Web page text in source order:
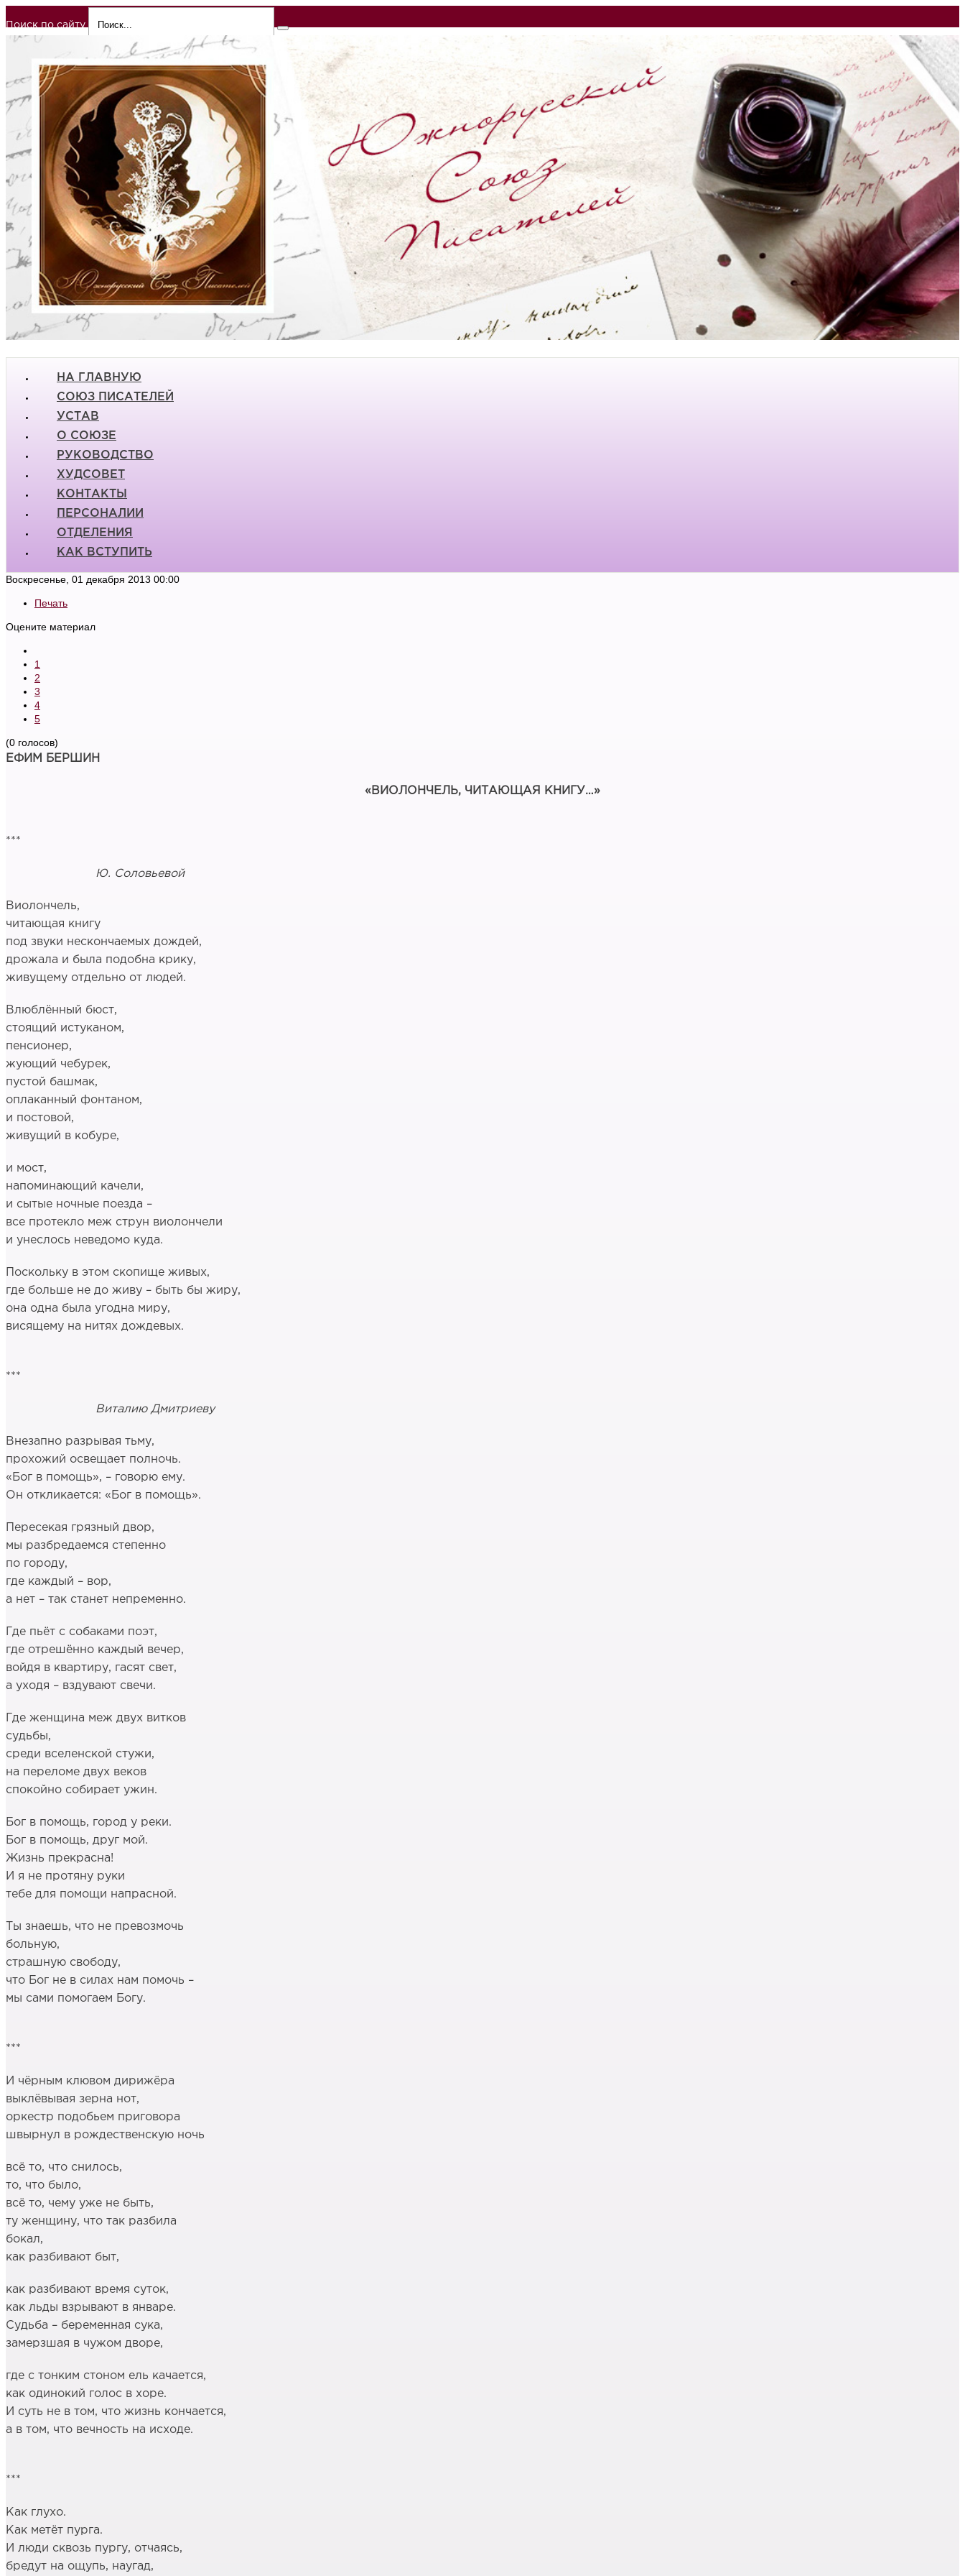
Поиск по сайту
НА ГЛАВНУЮ
СОЮЗ ПИСАТЕЛЕЙ
УСТАВ
О СОЮЗЕ
РУКОВОДСТВО
ХУДСОВЕТ
КОНТАКТЫ
ПЕРСОНАЛИИ
ОТДЕЛЕНИЯ
КАК ВСТУПИТЬ
Воскресенье, 01 декабря 2013 00:00
Печать
Оцените материал
1
2
3
4
5
(0 голосов)
ЕФИМ БЕРШИН
«ВИОЛОНЧЕЛЬ, ЧИТАЮЩАЯ КНИГУ…»
***
Ю. Соловьевой
Виолончель,
читающая книгу
под звуки нескончаемых дождей,
дрожала и была подобна крику,
живущему отдельно от людей.
Влюблённый бюст,
стоящий истуканом,
пенсионер,
жующий чебурек,
пустой башмак,
оплаканный фонтаном,
и постовой,
живущий в кобуре,
и мост,
напоминающий качели,
и сытые ночные поезда –
все протекло меж струн виолончели
и унеслось неведомо куда.
Поскольку в этом скопище живых,
где больше не до живу – быть бы жиру,
она одна была угодна миру,
висящему на нитях дождевых.
***
Виталию Дмитриеву
Внезапно разрывая тьму,
прохожий освещает полночь.
«Бог в помощь», – говорю ему.
Он откликается: «Бог в помощь».
Пересекая грязный двор,
мы разбредаемся степенно
по городу,
где каждый – вор,
а нет – так станет непременно.
Где пьёт с собаками поэт,
где отрешённо каждый вечер,
войдя в квартиру, гасят свет,
а уходя – вздувают свечи.
Где женщина меж двух витков
судьбы,
среди вселенской стужи,
на переломе двух веков
спокойно собирает ужин.
Бог в помощь, город у реки.
Бог в помощь, друг мой.
Жизнь прекрасна!
И я не протяну руки
тебе для помощи напрасной.
Ты знаешь, что не превозмочь
больную,
страшную свободу,
что Бог не в силах нам помочь –
мы сами помогаем Богу.
***
И чёрным клювом дирижёра
выклёвывая зерна нот,
оркестр подобьем приговора
швырнул в рождественскую ночь
всё то, что снилось,
то, что было,
всё то, чему уже не быть,
ту женщину, что так разбила
бокал,
как разбивают быт,
как разбивают время суток,
как льды взрывают в январе.
Судьба – беременная сука,
замерзшая в чужом дворе,
где с тонким стоном ель качается,
как одинокий голос в хоре.
И суть не в том, что жизнь кончается,
а в том, что вечность на исходе.
***
Как глухо.
Как метёт пурга.
И люди сквозь пургу, отчаясь,
бредут на ощупь, наугад,